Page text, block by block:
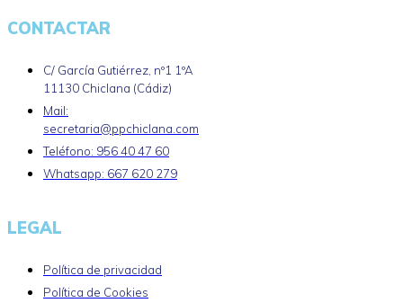
CONTACTAR
C/ García Gutiérrez, nº1 1ºA
11130 Chiclana (Cádiz)
Mail:
secretaria@ppchiclana.com
Teléfono: 956 40 47 60
Whatsapp: 667 620 279
LEGAL
Política de privacidad
Política de Cookies